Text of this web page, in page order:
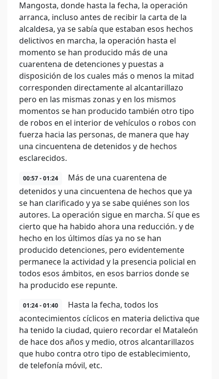
Mangosta, donde hasta la fecha, la operación
arranca, incluso antes de recibir la carta de la
alcaldesa, ya se sabía que estaban esos hechos
delictivos en marcha, la operación hasta el
momento se han producido más de una
cuarentena de detenciones y puestas a
disposición de los cuales más o menos la mitad
corresponden directamente al alcantarillazo
pero en las mismas zonas y en los mismos
momentos se han producido también otro tipo
de robos en el interior de vehículos o robos con
fuerza hacia las personas, de manera que hay
una cincuentena de detenidos y de hechos
esclarecidos.
00:57 - 01:24
Más de una cuarentena de
detenidos y una cincuentena de hechos que ya
se han clarificado y ya se sabe quiénes son los
autores. La operación sigue en marcha. Sí que es
cierto que ha habido ahora una reducción. y de
hecho en los últimos días ya no se han
producido detenciones, pero evidentemente
permanece la actividad y la presencia policial en
todos esos ámbitos, en esos barrios donde se
ha producido ese repunte.
01:24 - 01:40
Hasta la fecha, todos los
acontecimientos cíclicos en materia delictiva que
ha tenido la ciudad, quiero recordar el Mataleón
de hace dos años y medio, otros alcantarillazos
que hubo contra otro tipo de establecimiento,
de telefonía móvil, etc.